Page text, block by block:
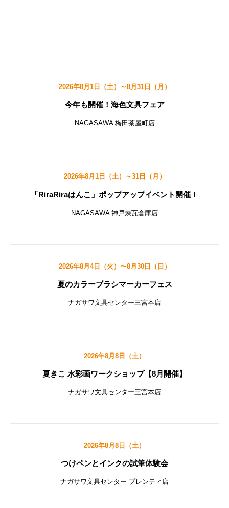
2026年8月1日（土）～8月31日（月）
今年も開催！海色文具フェア
NAGASAWA 梅田茶屋町店
2026年8月1日（土）～31日（月）
「RiraRiraはんこ」ポップアップイベント開催！
NAGASAWA 神戸煉瓦倉庫店
2026年8月4日（火）〜8月30日（日）
夏のカラーブラシマーカーフェス
ナガサワ文具センター三宮本店
2026年8月8日（土）
夏きこ 水彩画ワークショップ【8月開催】
ナガサワ文具センター三宮本店
2026年8月8日（土）
つけペンとインクの試筆体験会
ナガサワ文具センター プレンティ店